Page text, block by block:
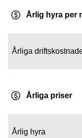
Årlig hyra per
Årliga
Årliga priser
Årlig hyra